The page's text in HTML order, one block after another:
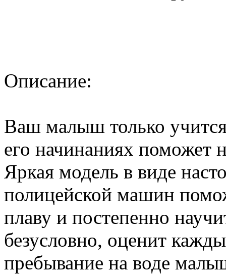
Описание:
Ваш малыш только
его начинаниях поможет
Яркая модель в виде
полицейской машин
плаву и постепенно
безусловно, оценит
пребывание на воде